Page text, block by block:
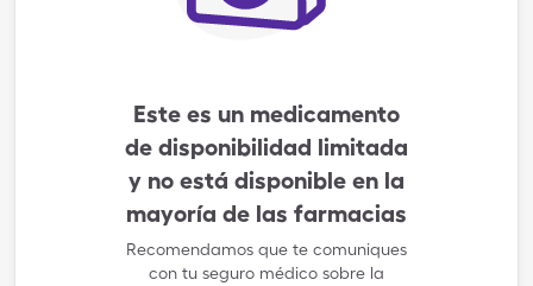
Este es un medicamento
de disponibilidad limitada
y no está disponible en la
mayoría de las farmacias
Recomendamos que te comuniques
con tu seguro médico sobre la